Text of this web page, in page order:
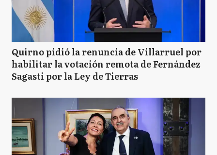
Quirno pidió la renuncia de Villarruel por
habilitar la votación remota de Fernández
Sagasti por la Ley de Tierras